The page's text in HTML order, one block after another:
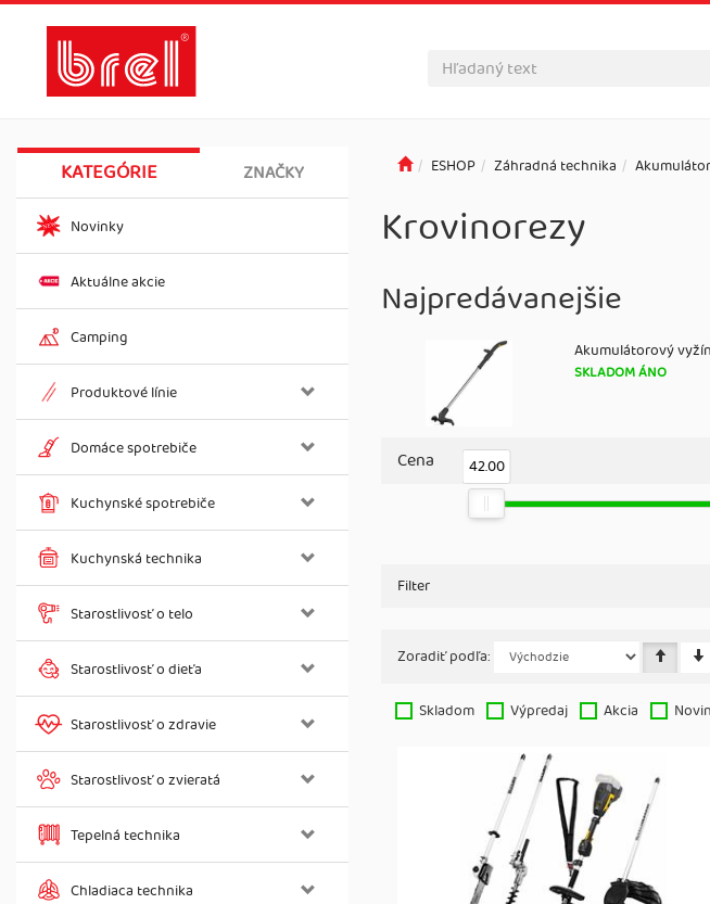
KATEGÓRIE ZNAČKY
Novinky
Aktuálne akcie
Camping
Produktové línie
Domáce spotrebiče
Kuchynské spotrebiče
Kuchynská technika
Starostlivosť o telo
Starostlivosť o dieťa
Starostlivosť o zdravie
Starostlivosť o zvieratá
Tepelná technika
Chladiaca technika
ESHOP Záhradná technika
Krovinorezy
Najpredávanejšie
Akumulátorový
SKLADOM ÁNO
Cena 42.00
Filter
Zoradiť podľa:
Skladom Výpredaj Akcia